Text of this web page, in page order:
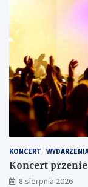
KONCERT
Koncert
8 sierpnia 2026